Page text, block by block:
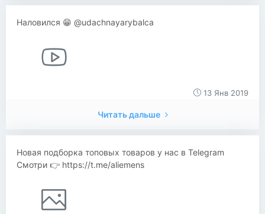
Наловился 😁 @udachnayarybalca
13 Янв 2019
Читать дальше
Новая подборка топовых товаров у нас в Telegram
Смотри 👉 https://t.me/aliemens